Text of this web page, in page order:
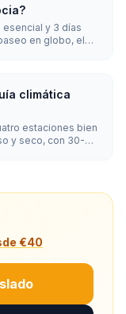
frecuentes.
esencial y 3 días
en globo, el
climática
estaciones bien
y seco, con 30-
€40